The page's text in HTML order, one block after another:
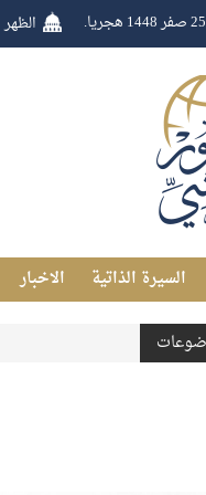
الظهر
السيرة الذاتية الاخبار